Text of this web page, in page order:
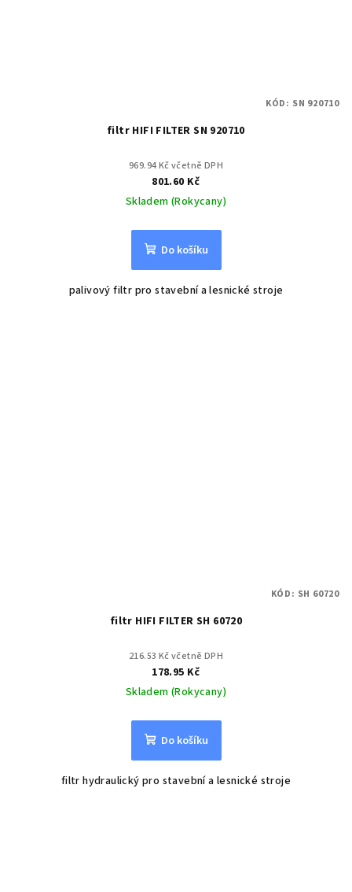
filtr HIFI FILTER SN 920710
969.94 Kč včetně DPH
801.60 Kč
Skladem (Rokycany)
Do košíku
palivový filtr pro stavební a lesnické stroje
KÓD: SN 920710
filtr HIFI FILTER SH 60720
216.53 Kč včetně DPH
178.95 Kč
Skladem (Rokycany)
Do košíku
filtr hydraulický pro stavební a lesnické stroje
KÓD: SH 60720